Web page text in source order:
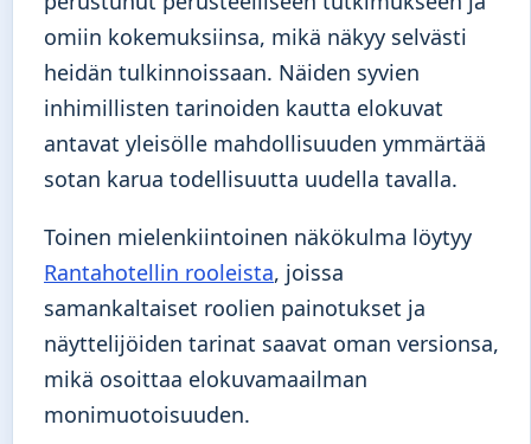
omiin kokemuksiinsa, mikä näkyy selvästi
heidän tulkinnoissaan. Näiden syvien
inhimillisten tarinoiden kautta elokuvat
antavat yleisölle mahdollisuuden ymmärtää
sotan karua todellisuutta uudella tavalla.
Toinen mielenkiintoinen näkökulma löytyy
Rantahotellin rooleista, joissa
samankaltaiset roolien painotukset ja
näyttelijöiden tarinat saavat oman versionsa,
mikä osoittaa elokuvamaailman
monimuotoisuuden.